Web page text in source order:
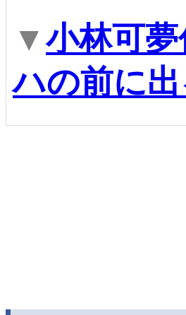
▼小林可
ハの前に出